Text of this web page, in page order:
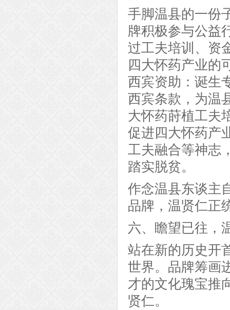
手脚温县的一份
牌积极参与公益
过工夫培训、资
四大怀药产业的
西宾资助：诞生
西宾条款，为温
大怀药莳植工夫
促进四大怀药产
工夫融合等神志
踏实脱贫。
作念温县东谈主
品牌，温贤仁正
六、瞻望已往，
站在新的历史开
世界。品牌筹画
才的文化瑰宝推
贤仁。